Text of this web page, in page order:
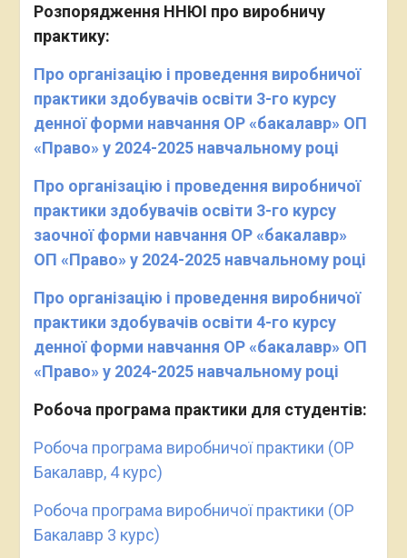
Розпорядження ННЮІ про виробничу
практику:
Про організацію і проведення виробничої
практики здобувачів освіти 3-го курсу
денної форми навчання ОР «бакалавр» ОП
«Право» у 2024-2025 навчальному році
Про організацію і проведення виробничої
практики здобувачів освіти 3-го курсу
заочної форми навчання ОР «бакалавр»
ОП «Право» у 2024-2025 навчальному році
Про організацію і проведення виробничої
практики здобувачів освіти 4-го курсу
денної форми навчання ОР «бакалавр» ОП
«Право»у 2024-2025 навчальному році
Робоча програма практики для студентів:
Робоча програма виробничої практики (ОР
Бакалавр, 4 курс)
Робоча програма виробничої практики (ОР
Бакалавр 3 курс)